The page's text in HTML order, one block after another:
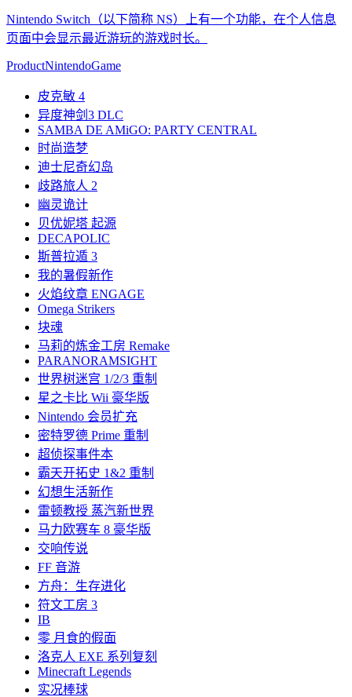
Nintendo Switch（以下简称 NS）上有一个功能，在个人信息
页面中会显示最近游玩的游戏时长。
ProductNintendoGame
皮克敏 4
异度神剑3 DLC
SAMBA DE AMiGO: PARTY CENTRAL
时尚造梦
迪士尼奇幻岛
歧路旅人 2
幽灵诡计
贝优妮塔 起源
DECAPOLIC
斯普拉遁 3
我的暑假新作
火焰纹章 ENGAGE
Omega Strikers
块魂
马莉的炼金工房 Remake
PARANORAMSIGHT
世界树迷宫 1/2/3 重制
星之卡比 Wii 豪华版
Nintendo 会员扩充
密特罗德 Prime 重制
超侦探事件本
霸天开拓史 1&2 重制
幻想生活新作
雷顿教授 蒸汽新世界
马力欧赛车 8 豪华版
交响传说
FF 音游
方舟：生存进化
符文工房 3
IB
零 月食的假面
洛克人 EXE 系列复刻
Minecraft Legends
实况棒球